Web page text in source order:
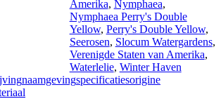
Amerika, Nymphaea,
Nymphaea Perry's Double
Yellow, Perry's Double Yellow,
Seerosen, Slocum Watergardens,
Verenigde Staten van Amerika,
Waterlelie, Winter Haven
naamgevingspecificatiesorigine